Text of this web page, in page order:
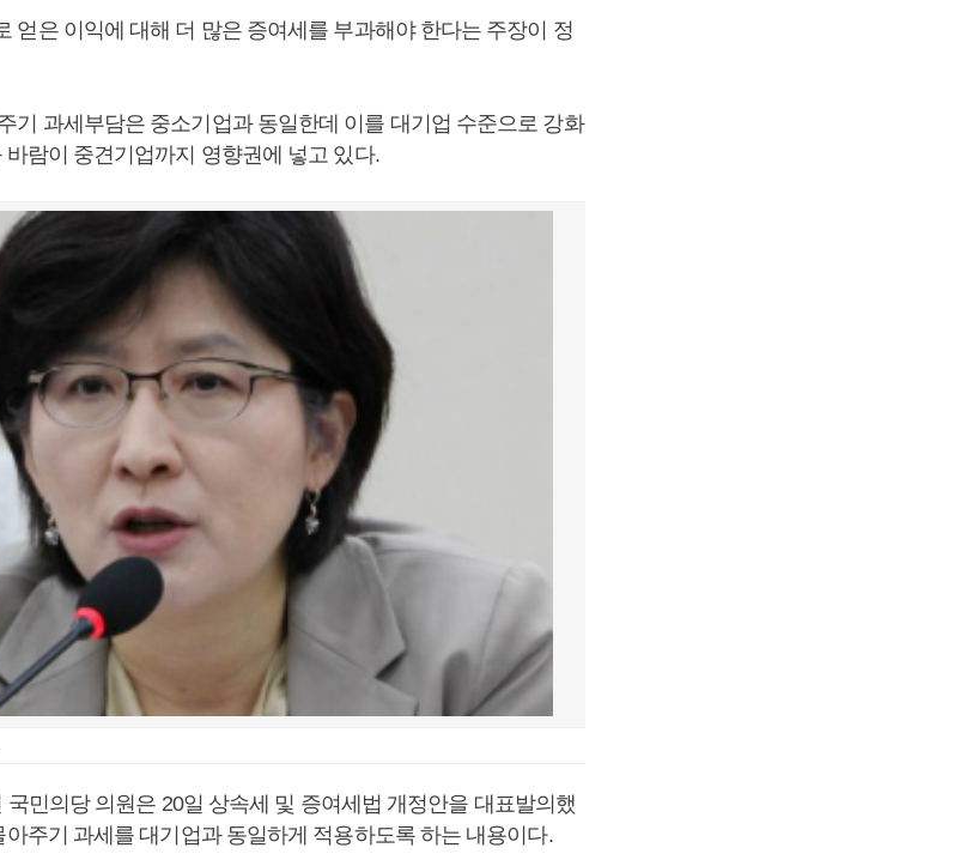
얻은 이익에 대해 더 많은 증여세를 부과해야 한다는 주장이 정
기 과세부담은 중소기업과 동일한데 이를 대기업 수준으로 강화
람이 중견기업까지 영향권에 넣고 있다.
민의당 의원은 20일 상속세 및 증여세법 개정안을 대표발의했
주기 과세를 대기업과 동일하게 적용하도록 하는 내용이다.